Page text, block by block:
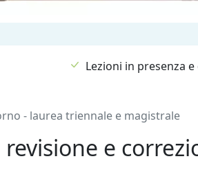
Lezioni in presenza
- laurea triennale e magistrale
e